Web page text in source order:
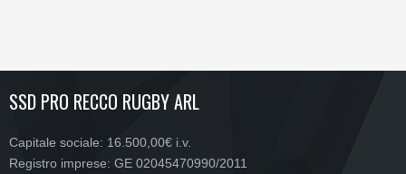
SSD PRO RECCO RUGBY ARL
Capitale sociale: 16.500,00€ i.v.
Registro imprese: GE 02045470990/2011